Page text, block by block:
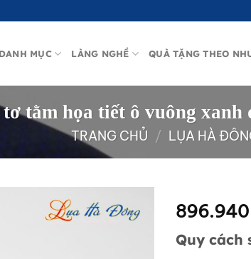
DANH MỤC LÀNG NGHỀ QUÀ TẶNG THEO
tằm họa tiết ô vuông
TRANG CHỦ / LỤA HÀ
896.940
Quy cách